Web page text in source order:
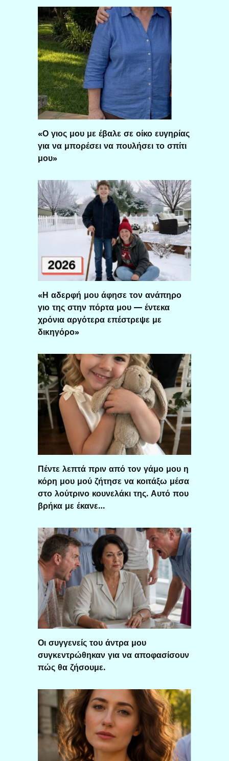
«Ο γιος μου με έβαλε σε οίκο ευγηρίας
για να μπορέσει να πουλήσει το σπίτι
μου»
«Η αδερφή μου άφησε τον ανάπηρο
γιο της στην πόρτα μου — έντεκα
χρόνια αργότερα επέστρεψε με
δικηγόρο»
Πέντε λεπτά πριν από τον γάμο μου η
κόρη μου μού ζήτησε να κοιτάξω μέσα
στο λούτρινο κουνελάκι της. Αυτό που
βρήκα με έκανε…
Οι συγγενείς του άντρα μου
συγκεντρώθηκαν για να αποφασίσουν
πώς θα ζήσουμε.